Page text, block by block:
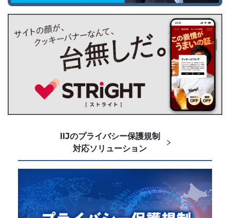
IIJのプライバシー保護規制
対応ソリューション